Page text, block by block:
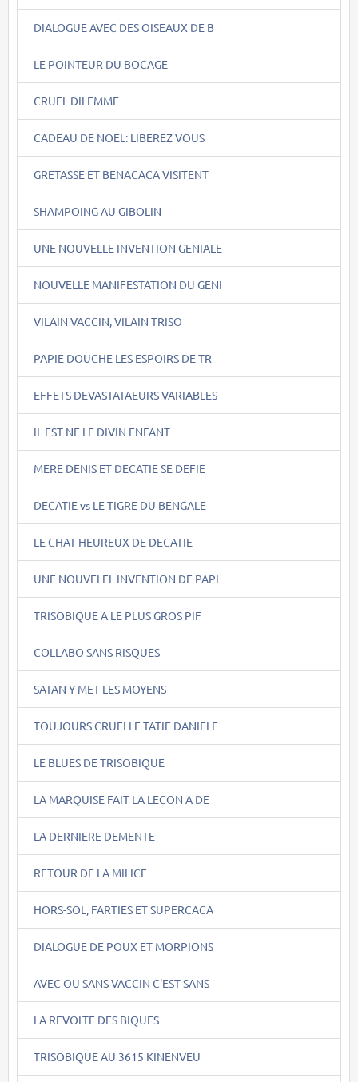
DIALOGUE AVEC DES OISEAUX DE B
LE POINTEUR DU BOCAGE
CRUEL DILEMME
CADEAU DE NOEL: LIBEREZ VOUS
GRETASSE ET BENACACA VISITENT
SHAMPOING AU GIBOLIN
UNE NOUVELLE INVENTION GENIALE
NOUVELLE MANIFESTATION DU GENI
VILAIN VACCIN, VILAIN TRISO
PAPIE DOUCHE LES ESPOIRS DE TR
EFFETS DEVASTATAEURS VARIABLES
IL EST NE LE DIVIN ENFANT
MERE DENIS ET DECATIE SE DEFIE
DECATIE vs LE TIGRE DU BENGALE
LE CHAT HEUREUX DE DECATIE
UNE NOUVELEL INVENTION DE PAPI
TRISOBIQUE A LE PLUS GROS PIF
COLLABO SANS RISQUES
SATAN Y MET LES MOYENS
TOUJOURS CRUELLE TATIE DANIELE
LE BLUES DE TRISOBIQUE
LA MARQUISE FAIT LA LECON A DE
LA DERNIERE DEMENTE
RETOUR DE LA MILICE
HORS-SOL, FARTIES ET SUPERCACA
DIALOGUE DE POUX ET MORPIONS
AVEC OU SANS VACCIN C'EST SANS
LA REVOLTE DES BIQUES
TRISOBIQUE AU 3615 KINENVEU